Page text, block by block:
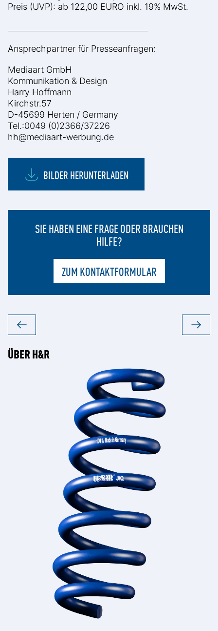
Preis (UVP): ab 122,00 EURO inkl. 19% MwSt.
Ansprechpartner für Presseanfragen:
Mediaart GmbH
Kommunikation & Design
Harry Hoffmann
Kirchstr.57
D-45699 Herten / Germany
Tel.:0049 (0)2366/37226
hh@mediaart-werbung.de
BILDER HERUNTERLADEN
SIE HABEN EINE FRAGE ODER BRAUCHEN
HILFE?
ZUM KONTAKTFORMULAR
ÜBER H&R